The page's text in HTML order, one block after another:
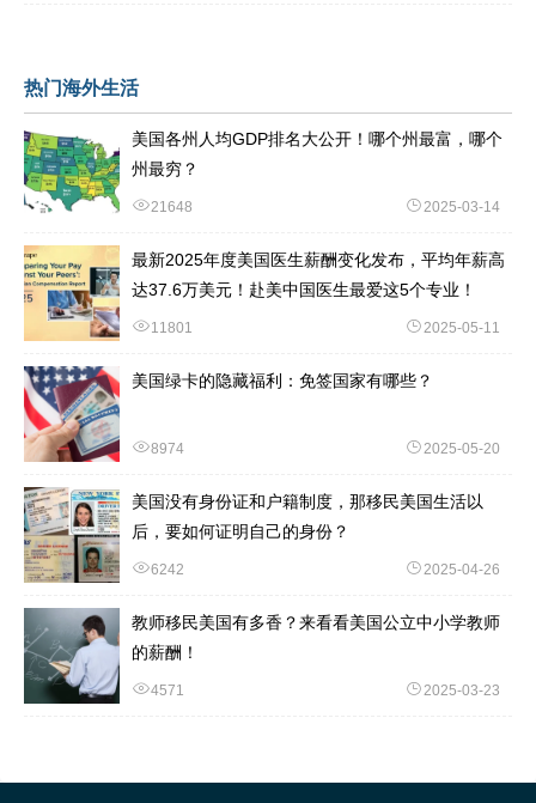
热门海外生活
美国各州人均GDP排名大公开！哪个州最富，哪个
州最穷？
21648 2025-03-14
最新2025年度美国医生薪酬变化发布，平均年薪高
达37.6万美元！赴美中国医生最爱这5个专业！
11801 2025-05-11
美国绿卡的隐藏福利：免签国家有哪些？
8974 2025-05-20
美国没有身份证和户籍制度，那移民美国生活以
后，要如何证明自己的身份？
6242 2025-04-26
教师移民美国有多香？来看看美国公立中小学教师
的薪酬！
4571 2025-03-23